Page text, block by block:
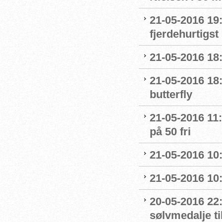
21-05-2016
fjerdehurtigst
21-05-2016
21-05-2016
butterfly
21-05-2016
på 50 fri
21-05-2016
21-05-2016
20-05-2016
sølvmedalje